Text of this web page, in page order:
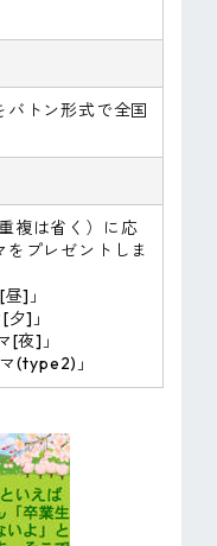
バトン形式で全国
複は省く）に応
をプレゼントしま
]」
]」
[夜]」
(type2)」